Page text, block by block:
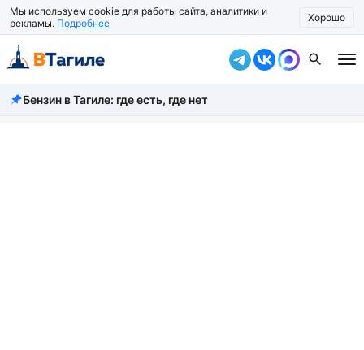
Мы используем cookie для работы сайта, аналитики и
рекламы. Подробнее Хорошо
Все новости
Бензин в Тагиле: где есть, где нет